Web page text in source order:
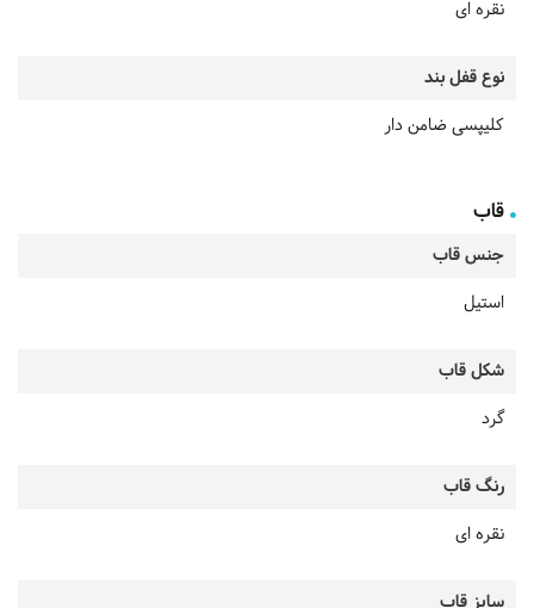
نقره ای
نوع قفل بند
کلیپسی ضامن دار
قاب
جنس قاب
استیل
شکل قاب
گرد
رنگ قاب
نقره ای